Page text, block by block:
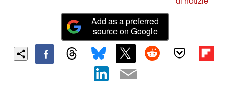
Add as a preferred
source on Google